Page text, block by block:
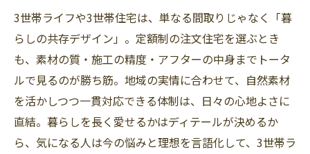
3世帯ライフや3世帯住宅は、単なる間取りじゃなく「暮
らしの共存デザイン」。定額制の注文住宅を選ぶとき
も、素材の質・施工の精度・アフターの中身までトータ
ルで見るのが勝ち筋。地域の実情に合わせて、自然素材
を活かしつつ一貫対応できる体制は、日々の心地よさに
直結。暮らしを長く愛せるかはディテールが決めるか
ら、気になる人は今の悩みと理想を言語化して、3世帯ラ